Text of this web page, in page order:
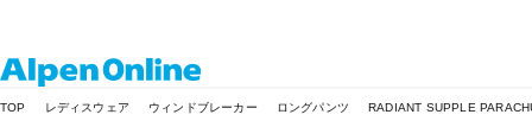
Online
TOP レディスウェア ウィンドブレーカー ロングパンツ RADIANT SUPPLE